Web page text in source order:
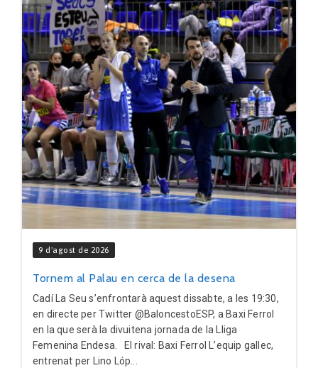
9 d'agost de 2026
Tornem al Palau en cerca de la desena
Cadí La Seu s’enfrontarà aquest dissabte, a les 19:30,
en directe per Twitter @BaloncestoESP, a Baxi Ferrol
en la que serà la divuitena jornada de la Lliga
Femenina Endesa. El rival: Baxi Ferrol L’equip gallec,
entrenat per Lino Lóp...